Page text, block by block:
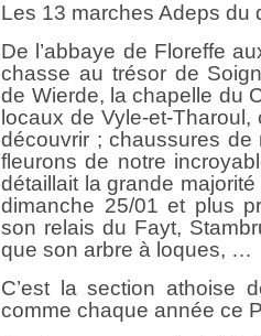
Les 13 marches Adeps du
De l’abbaye de Floreffe
chasse au trésor de
de Wierde, la chapelle du
locaux de Vyle-et-
découvrir ; chaussures
fleurons de notre
détaillait la grande
dimanche 25/01 et plus
son relais du Fayt,
que son arbre à loques, …
C’est la section athoise
comme chaque année ce